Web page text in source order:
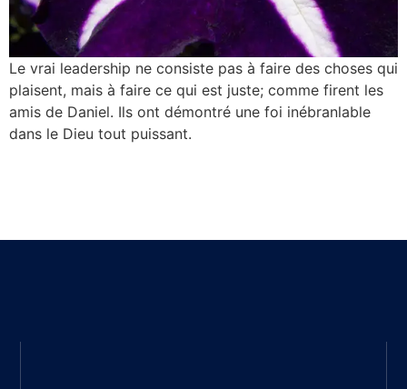
Le vrai leadership ne consiste pas à faire des choses qui
plaisent, mais à faire ce qui est juste; comme firent les
amis de Daniel. Ils ont démontré une foi inébranlable
dans le Dieu tout puissant.